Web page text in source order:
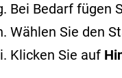
Bei Bedarf fügen
Wählen Sie den
Klicken Sie auf